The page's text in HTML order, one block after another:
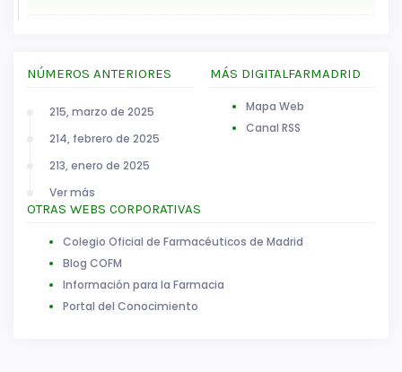
NÚMEROS ANTERIORES
215, marzo de 2025
214, febrero de 2025
213, enero de 2025
Ver más
MÁS DIGITALFARMADRID
Mapa Web
Canal RSS
OTRAS WEBS CORPORATIVAS
Colegio Oficial de Farmacéuticos de Madrid
Blog COFM
Información para la Farmacia
Portal del Conocimiento